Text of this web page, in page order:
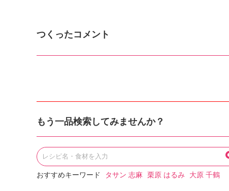
つくったコメント
もう一品検索してみませんか？
おすすめキーワード タサン 志麻 栗原 はるみ 大原 千鶴